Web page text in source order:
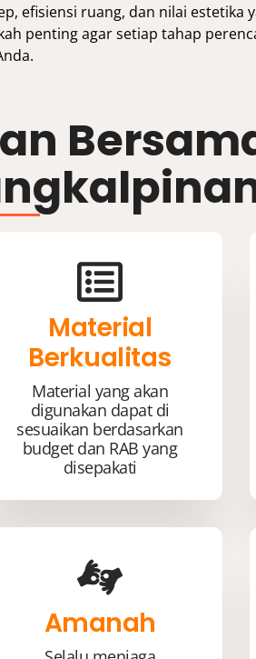
efisiensi ruang, dan nilai estetika
penting agar setiap tahap
Material
Berkualitas
Material yang akan
digunakan dapat di
sesuaikan berdasarkan
budget dan RAB yang
disepakati
Amanah